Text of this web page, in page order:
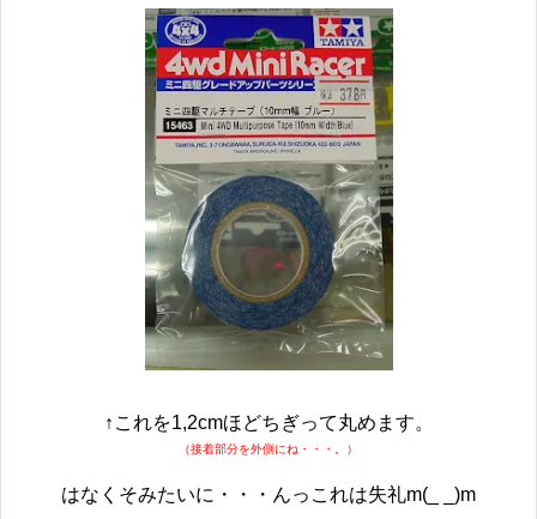
↑これを1,2cmほどちぎって丸めます。
（接着部分を外側にね・・・。）
はなくそみたいに・・・んっこれは失礼m(_ _)m